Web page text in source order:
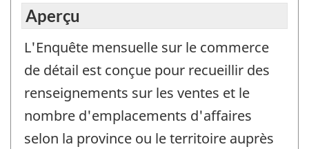
Aperçu
L'Enquête mensuelle sur le commerce
de détail est conçue pour recueillir des
renseignements sur les ventes et le
nombre d'emplacements d'affaires
selon la province ou le territoire auprès